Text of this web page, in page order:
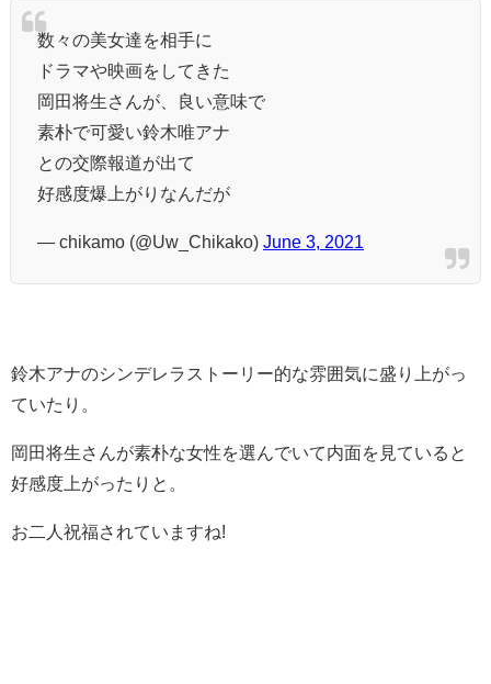
数々の美女達を相手に
ドラマや映画をしてきた
岡田将生さんが、良い意味で
素朴で可愛い鈴木唯アナ
との交際報道が出て
好感度爆上がりなんだが
— chikamo (@Uw_Chikako) June 3, 2021
鈴木アナのシンデレラストーリー的な雰囲気に盛り上がっ
ていたり。
岡田将生さんが素朴な女性を選んでいて内面を見ていると
好感度上がったりと。
お二人祝福されていますね!